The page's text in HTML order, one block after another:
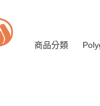
商品分類